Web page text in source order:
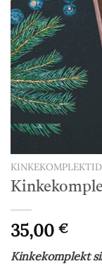
KINKEKOMPLEKTID
35,00 €
Kinkekomplekt